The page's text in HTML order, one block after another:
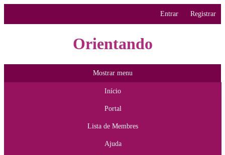
Entrar Registrar
Orientando
Mostrar menu
Início
Portal
Lista de Membres
Ajuda